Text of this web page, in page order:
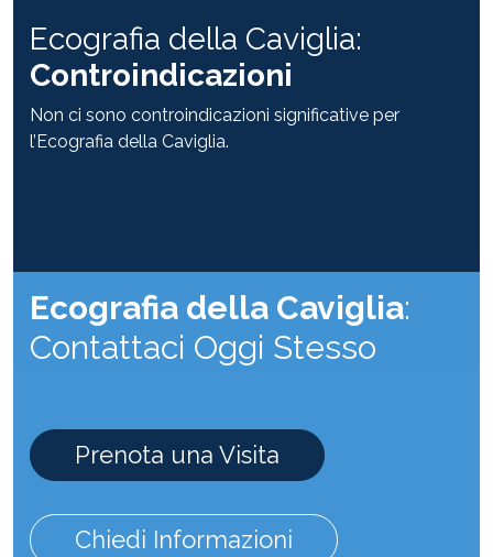
Ecografia della Caviglia:
Controindicazioni
Non ci sono controindicazioni significative per
l’Ecografia della Caviglia.
Ecografia della Caviglia:
Contattaci Oggi Stesso
Prenota una Visita
Chiedi Informazioni